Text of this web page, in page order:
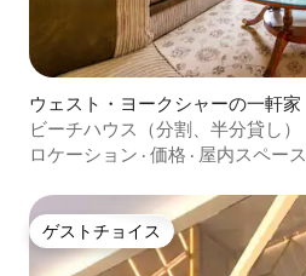
ウェスト・ヨークシャーの一軒家
ビーチハウス（分割、半分貸し）
ロケーション · 価格 · 屋内スペース
ゲストチョイス
ゲストチョイス